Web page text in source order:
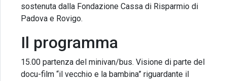
sostenuta dalla Fondazione Cassa di Risparmio di
Padova e Rovigo.
Il programma
15.00 partenza del minivan/bus. Visione di parte del
docu-film “il vecchio e la bambina” riguardante il